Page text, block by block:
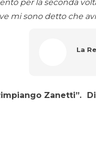
per la seconda
mi sono detto che
La
Zanetti”.